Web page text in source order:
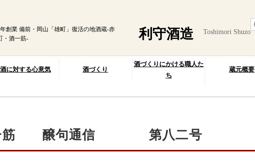
創業 備前・岡山「雄町」復活の地酒蔵-赤
・酒一筋-
利守酒造 Toshimori Shuzo
に対する心意気 酒づくり
酒づくりにかける職人た
ち
蔵元概要
筋 醸句通信 第八二号